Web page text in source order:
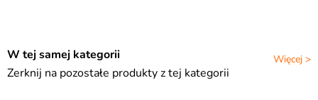
Więcej >
W tej samej kategorii
Zerknij na pozostałe produkty z tej kategorii